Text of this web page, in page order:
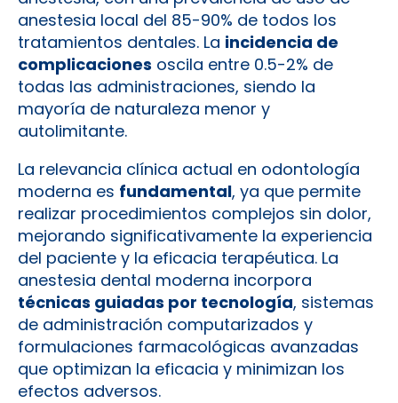
anestesia local del 85-90% de todos los
tratamientos dentales. La incidencia de
complicaciones oscila entre 0.5-2% de
todas las administraciones, siendo la
mayoría de naturaleza menor y
autolimitante.
La relevancia clínica actual en odontología
moderna es fundamental, ya que permite
realizar procedimientos complejos sin dolor,
mejorando significativamente la experiencia
del paciente y la eficacia terapéutica. La
anestesia dental moderna incorpora
técnicas guiadas por tecnología, sistemas
de administración computarizados y
formulaciones farmacológicas avanzadas
que optimizan la eficacia y minimizan los
efectos adversos.